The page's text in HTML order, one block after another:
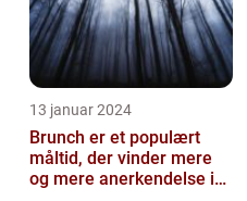
13 januar 2024
Brunch er et populært
måltid, der vinder mere
og mere anerkendelse i